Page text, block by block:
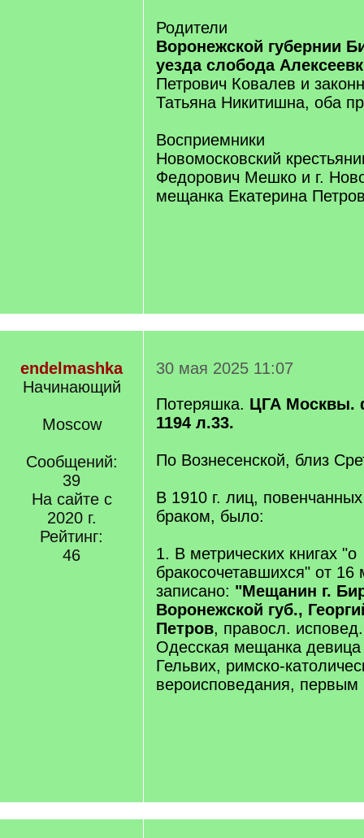
Родители
Воронежской губернии
уезда слобода
Петрович Ковалев и
Татьяна Никитишна, оба
Восприемники
Новомосковский
Федорович Мешко и г.
мещанка Екатерина
endelmashka
Начинающий
Moscow
Сообщений:
39
На сайте с
2020 г.
Рейтинг:
46
30 мая 2025 11:07
Потеряшка. ЦГА Москвы.
1194 л.33.
По Вознесенской, близ
В 1910 г. лиц,
браком, было:
1. В метрических книгах "о
бракосочетавшихся" от
записано: "Мещанин г.
Воронежской губ.,
Петров, правосл.
Одесская мещанка
Гельвих, римско-
вероисповедания, первым